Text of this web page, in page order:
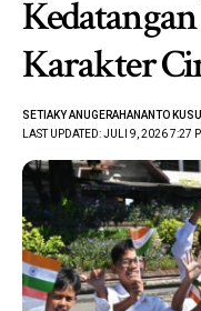
Karakter
LAST UPDATED: JULI 9, 2026 7:27
SETIAKY ANUGERAHANANTO